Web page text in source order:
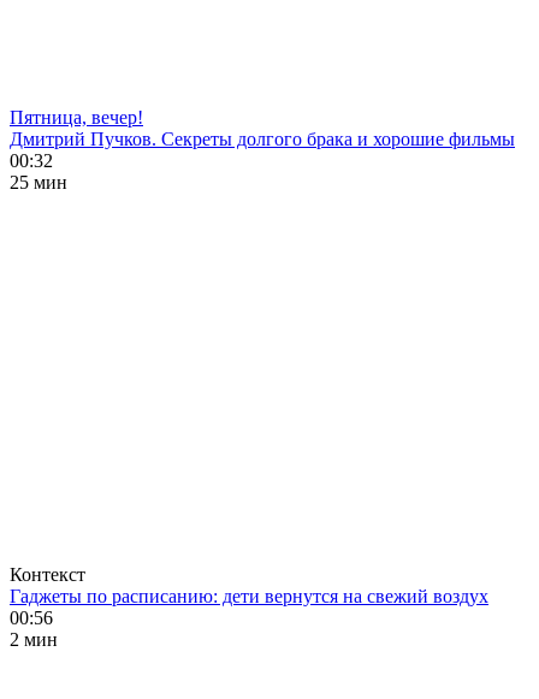
Пятница, вечер!
Дмитрий Пучков. Секреты долгого брака и хорошие фильмы
00:32
25 мин
Контекст
Гаджеты по расписанию: дети вернутся на свежий воздух
00:56
2 мин